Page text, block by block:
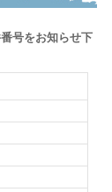
号をお知らせ下